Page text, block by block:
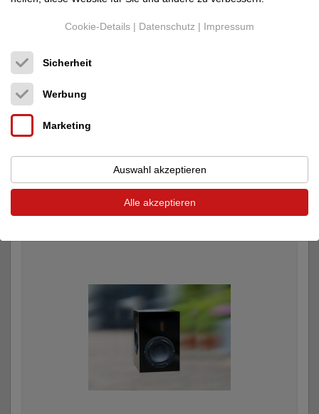
Wolf von Langa | WVLWOLF VON LANGA® Lau...
Cookie-Details | Datenschutz | Impressum
Sicherheit
Werbung
Marketing
Auswahl akzeptieren
Alle akzeptieren